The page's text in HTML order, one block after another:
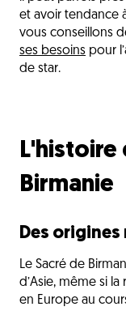
Les erreurs
Pour des
L'avis du
et avoir tendance
vous conseillons
ses besoins pour
de star.
L'histoire
Birmanie
Des
Le Sacré de
d’Asie, même si
en Europe au